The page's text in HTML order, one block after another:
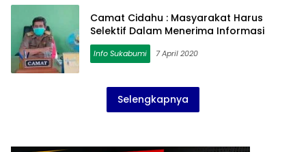
Camat Cidahu : Masyarakat Harus
Selektif Dalam Menerima Informasi
Info Sukabumi 7 April 2020
Selengkapnya